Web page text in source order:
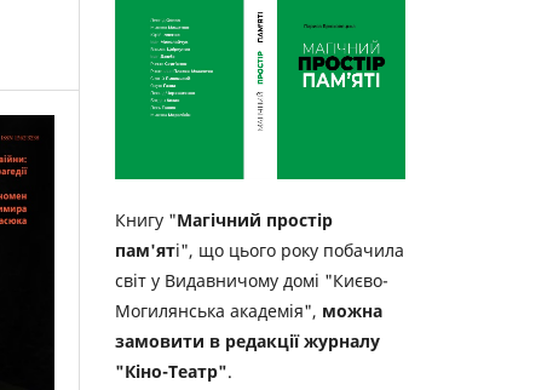
Книгу "Магічний простір
пам'яті", що цього року побачила
світ у Видавничому домі "Києво-
Могилянська академія", можна
замовити в редакції журналу
"Кіно-Театр".